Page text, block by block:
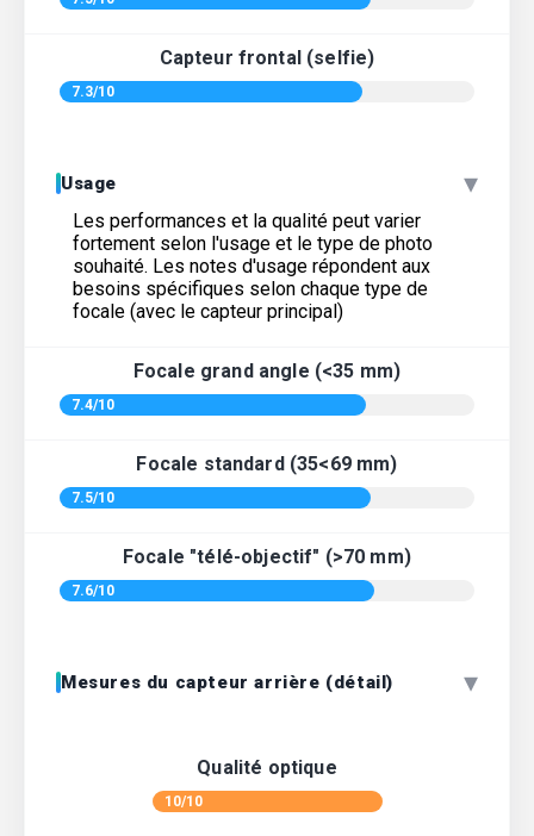
Capteur frontal (selfie)
7.3/10
Usage ▾
Les performances et la qualité peut varier
fortement selon l'usage et le type de photo
souhaité. Les notes d'usage répondent aux
besoins spécifiques selon chaque type de
focale (avec le capteur principal)
Focale grand angle (<35 mm)
7.4/10
Focale standard (35<69 mm)
7.5/10
Focale "télé-objectif" (>70 mm)
7.6/10
Mesures du capteur arrière (détail) ▾
Qualité optique
10/10